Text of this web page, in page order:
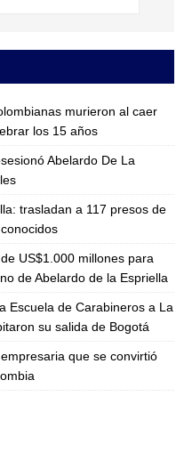
murieron al caer
los 15 años
Abelardo De La
trasladan a 117 presos de
US$1.000 millones para
de Abelardo de la Espriella
Escuela de Carabineros a La
su salida de Bogotá
que se convirtió